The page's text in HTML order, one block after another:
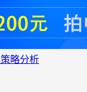
略分析